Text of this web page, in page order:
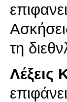
Λέξεις